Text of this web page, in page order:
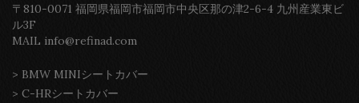
〒810-0071 福岡県福岡市福岡市中央区那の津2-6-4 九州産業東ビ
ル3F
MAIL info@refinad.com
> BMW MINIシートカバー
> C-HRシートカバー